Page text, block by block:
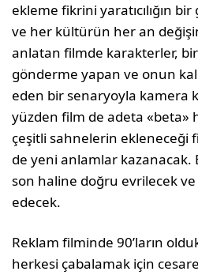
ekleme fikrini yaratıcılığın
ve her kültürün her an
anlatan filmde karakterler,
gönderme yapan ve onun
eden bir senaryoyla kamera
yüzden film de adeta «beta»
çeşitli sahnelerin ekleneceği
de yeni anlamlar kazanacak.
son haline doğru evrilecek
edecek.
Reklam filminde 90’ların
herkesi çabalamak için